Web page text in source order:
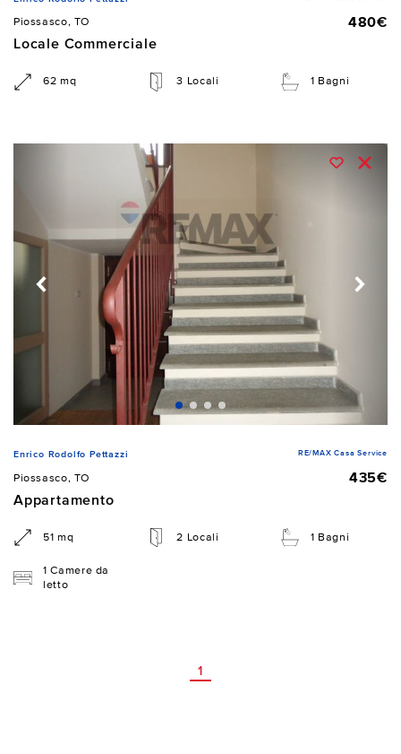
Piossasco, TO
480€
Locale Commerciale
62 mq 3 Locali 1 Bagni
Enrico Rodolfo Pettazzi RE/MAX Casa Service
Piossasco, TO
435€
Appartamento
51 mq 2 Locali 1 Bagni
1 Camere da
letto
1